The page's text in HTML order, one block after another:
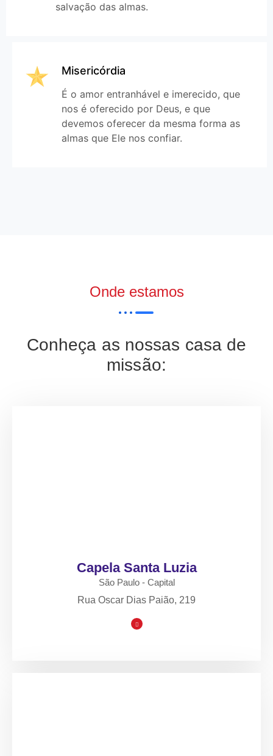
salvação das almas.
Misericórdia
É o amor entranhável e imerecido, que
nos é oferecido por Deus, e que
devemos oferecer da mesma forma as
almas que Ele nos confiar.
Onde estamos
Conheça as nossas casa de
missão:
Capela Santa Luzia
São Paulo - Capital
Rua Oscar Dias Paião, 219